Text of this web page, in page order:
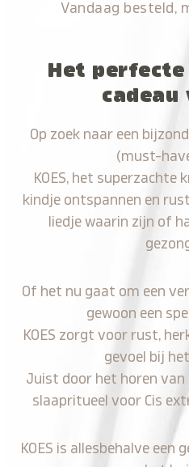
Vandaag besteld,
Het
cadeau
Op zoek naar een
(must-
KOES, het superzachte
kindje ontspannen en
liedje waarin zijn of
Of het nu gaat om een
gewoon een
KOES zorgt voor rust,
gevoel bij
Juist door het horen van
slaapritueel voor Cis
KOES is allesbehalve een